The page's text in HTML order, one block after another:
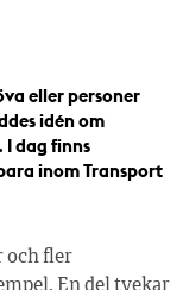
eller personer
idén om
dag finns
inom Transport
och fler